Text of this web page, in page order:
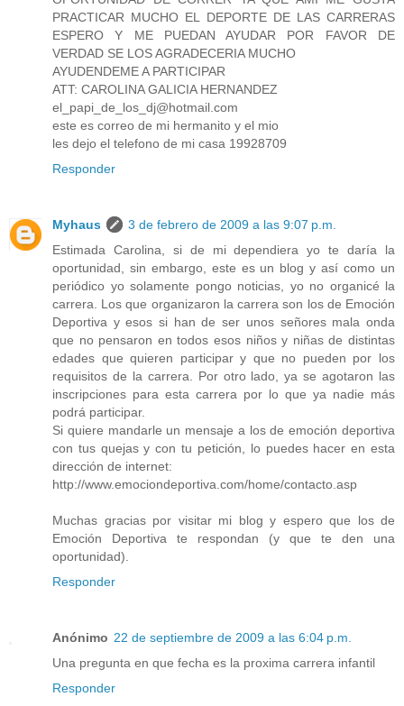
PRACTICAR MUCHO EL DEPORTE DE LAS CARRERAS
ESPERO Y ME PUEDAN AYUDAR POR FAVOR DE
VERDAD SE LOS AGRADECERIA MUCHO
AYUDENDEME A PARTICIPAR
ATT: CAROLINA GALICIA HERNANDEZ
el_papi_de_los_dj@hotmail.com
este es correo de mi hermanito y el mio
les dejo el telefono de mi casa 19928709
Responder
Myhaus
3 de febrero de 2009 a las 9:07 p.m.
Estimada Carolina, si de mi dependiera yo te daría la
oportunidad, sin embargo, este es un blog y así como un
periódico yo solamente pongo noticias, yo no organicé la
carrera. Los que organizaron la carrera son los de Emoción
Deportiva y esos si han de ser unos señores mala onda
que no pensaron en todos esos niños y niñas de distintas
edades que quieren participar y que no pueden por los
requisitos de la carrera. Por otro lado, ya se agotaron las
inscripciones para esta carrera por lo que ya nadie más
podrá participar.
Si quiere mandarle un mensaje a los de emoción deportiva
con tus quejas y con tu petición, lo puedes hacer en esta
dirección de internet:
http://www.emociondeportiva.com/home/contacto.asp
Muchas gracias por visitar mi blog y espero que los de
Emoción Deportiva te respondan (y que te den una
oportunidad).
Responder
Anónimo 22 de septiembre de 2009 a las 6:04 p.m.
Una pregunta en que fecha es la proxima carrera infantil
Responder